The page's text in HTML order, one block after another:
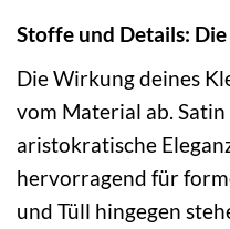
Stoffe und Details:
Die Wirkung deines
vom Material ab.
aristokratische
hervorragend für
und Tüll hingegen